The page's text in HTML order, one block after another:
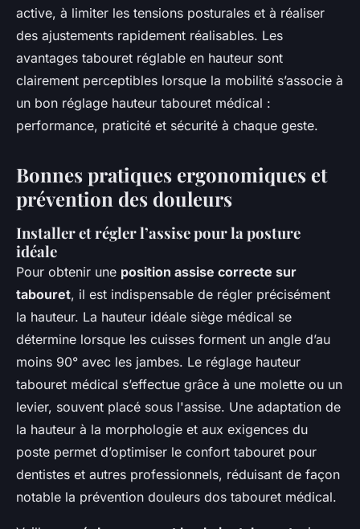
active, à limiter les tensions posturales et à réaliser
des ajustements rapidement réalisables. Les
avantages tabouret réglable en hauteur sont
clairement perceptibles lorsque la mobilité s’associe à
un bon réglage hauteur tabouret médical :
performance, praticité et sécurité à chaque geste.
Bonnes pratiques ergonomiques et
prévention des douleurs
Installer et régler l’assise pour la posture
idéale
Pour obtenir une position assise correcte sur
tabouret, il est indispensable de régler précisément
la hauteur. La hauteur idéale siège médical se
détermine lorsque les cuisses forment un angle d’au
moins 90° avec les jambes. Le réglage hauteur
tabouret médical s’effectue grâce à une molette ou un
levier, souvent placé sous l'assise. Une adaptation de
la hauteur à la morphologie et aux exigences du
poste permet d’optimiser le confort tabouret pour
dentistes et autres professionnels, réduisant de façon
notable la prévention douleurs dos tabouret médical.